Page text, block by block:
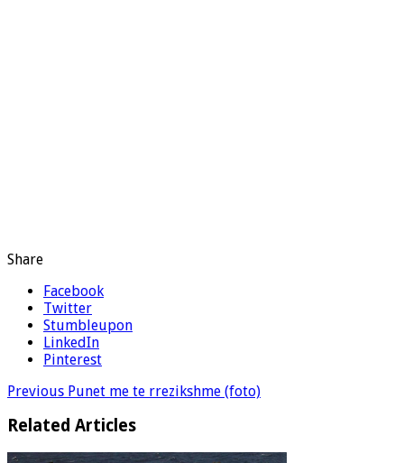
Share
Facebook
Twitter
Stumbleupon
LinkedIn
Pinterest
Previous Punet me te rrezikshme (foto)
Related Articles